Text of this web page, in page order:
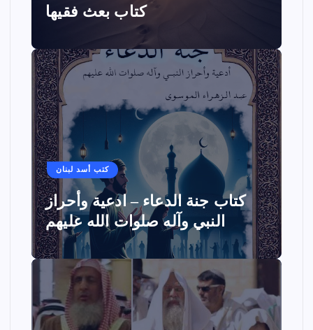
كتاب بعث فقيها
كتب أسد لبنان
كتاب جنة الدعاء – ادعية وأحراز
النبي وآله صلوات الله عليهم